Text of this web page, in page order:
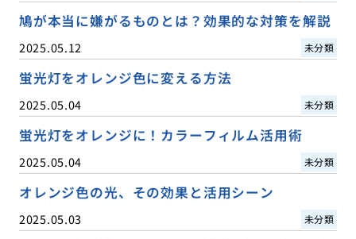
鳩が本当に嫌がるものとは？効果的な対策を解説
2025.05.12 未分類
蛍光灯をオレンジ色に変える方法
2025.05.04 未分類
蛍光灯をオレンジに！カラーフィルム活用術
2025.05.04 未分類
オレンジ色の光、その効果と活用シーン
2025.05.03 未分類